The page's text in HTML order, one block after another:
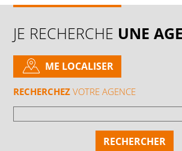
JE RECHERCHE UNE
RECHERCHEZ VOTRE AGENCE
ME LOCALISER